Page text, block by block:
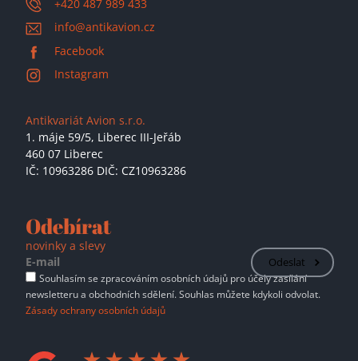
+420 487 989 433
info@antikavion.cz
Facebook
Instagram
Antikvariát Avion s.r.o.
1. máje 59/5, Liberec III-Jeřáb
460 07 Liberec
IČ: 10963286 DIČ: CZ10963286
Odebírat
novinky a slevy
Odeslat
Souhlasím se zpracováním osobních údajů pro účely zasílání
newsletteru a obchodních sdělení. Souhlas můžete kdykoli odvolat.
Zásady ochrany osobních údajů